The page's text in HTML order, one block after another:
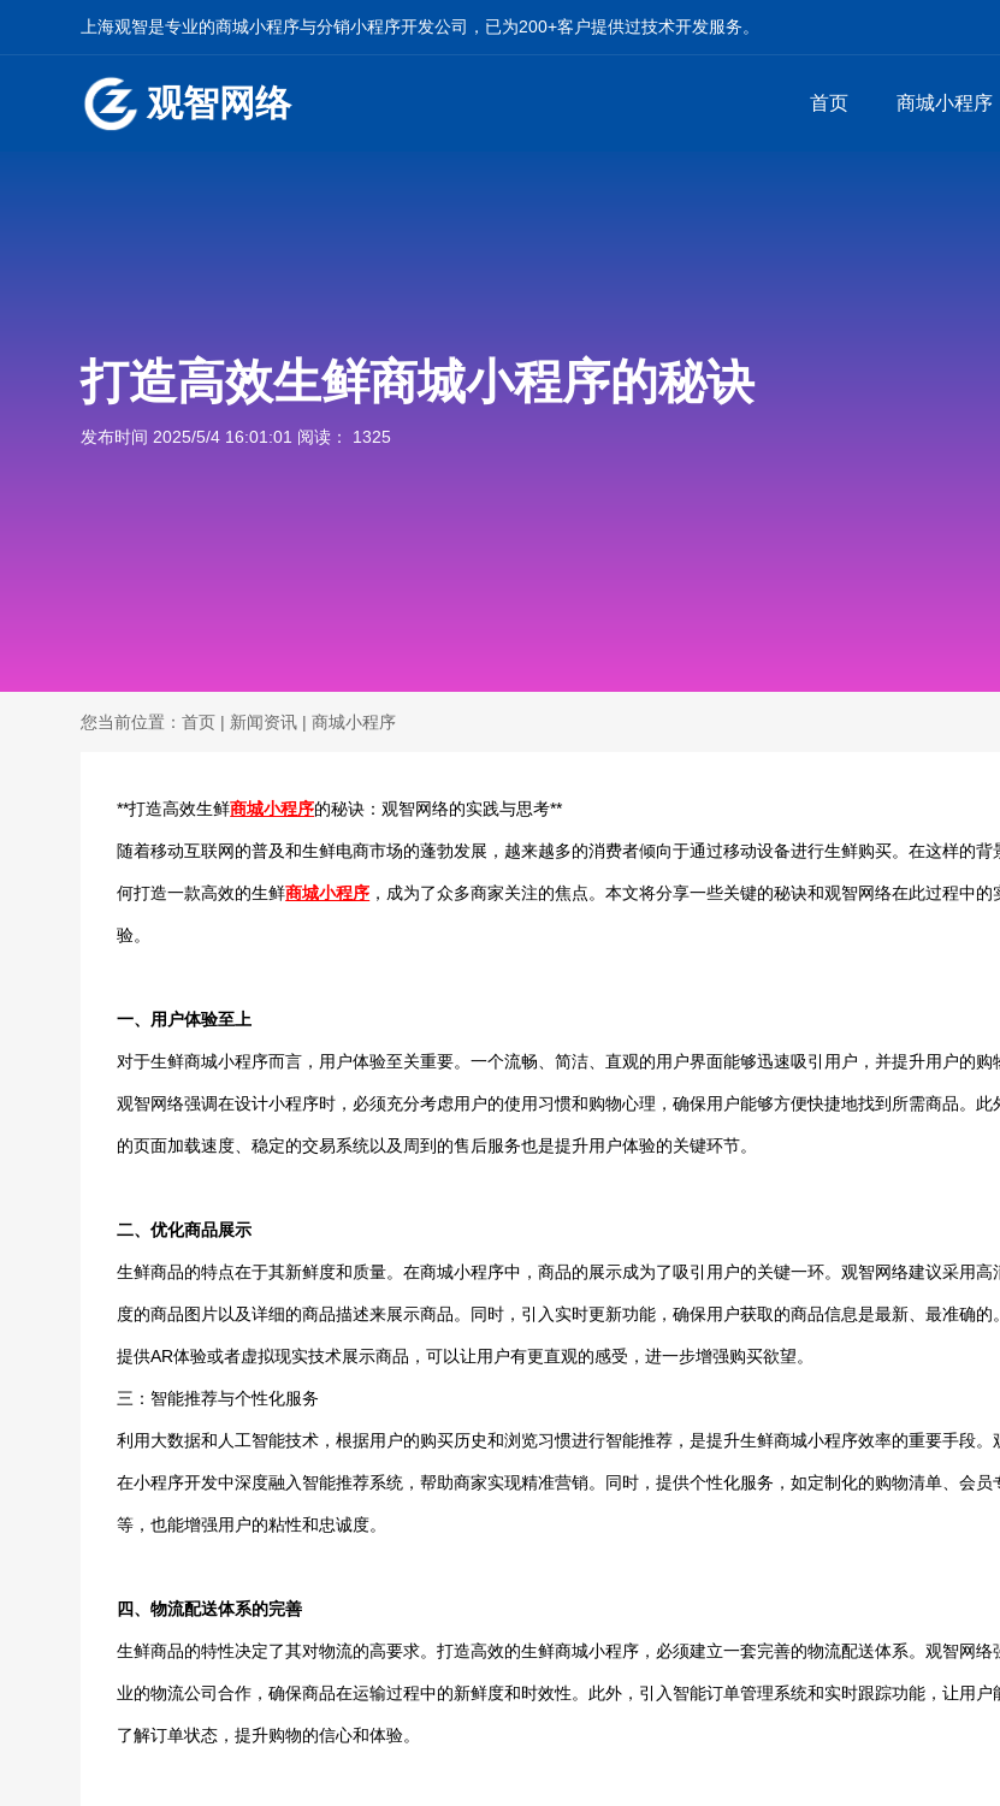
上海观智是专业的商城小程序与分销小程序开发公司，已为200+客户提供过技术开发服务。
观智网络 首页 商城小程序
打造高效生鲜商城小程序的秘诀
发布时间 2025/5/4 16:01:01 阅读： 1325
您当前位置：首页 | 新闻资讯 | 商城小程序
**打造高效生鲜商城小程序的秘诀：观智网络的实践与思考**
随着移动互联网的普及和生鲜电商市场的蓬勃发展，越来越多的消费者倾向于通过移动设备进行生鲜购买。在这样的背
何打造一款高效的生鲜商城小程序 ，成为了众多商家关注的焦点。本文将分享一些关键的秘诀和观智网络在此过程中的
验。
一、用户体验至上
对于生鲜商城小程序而言，用户体验至关重要。一个流畅、简洁、直观的用户界面能够迅速吸引用户，并提升用户的购
观智网络强调在设计小程序时，必须充分考虑用户的使用习惯和购物心理，确保用户能够方便快捷地找到所需商品。此
的页面加载速度、稳定的交易系统以及周到的售后服务也是提升用户体验的关键环节。
二、优化商品展示
生鲜商品的特点在于其新鲜度和质量。在商城小程序中，商品的展示成为了吸引用户的关键一环。观智网络建议采用高
度的商品图片以及详细的商品描述来展示商品。同时，引入实时更新功能，确保用户获取的商品信息是最新、最准确的
提供AR体验或者虚拟现实技术展示商品，可以让用户有更直观的感受，进一步增强购买欲望。
三：智能推荐与个性化服务
利用大数据和人工智能技术，根据用户的购买历史和浏览习惯进行智能推荐，是提升生鲜商城小程序效率的重要手段。
在小程序开发中深度融入智能推荐系统，帮助商家实现精准营销。同时，提供个性化服务，如定制化的购物清单、会员
等，也能增强用户的粘性和忠诚度。
四、物流配送体系的完善
生鲜商品的特性决定了其对物流的高要求。打造高效的生鲜商城小程序，必须建立一套完善的物流配送体系。观智网络
业的物流公司合作，确保商品在运输过程中的新鲜度和时效性。此外，引入智能订单管理系统和实时跟踪功能，让用户
了解订单状态，提升购物的信心和体验。